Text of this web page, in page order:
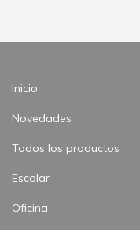
Inicio
Novedades
Todos los productos
Escolar
Oficina